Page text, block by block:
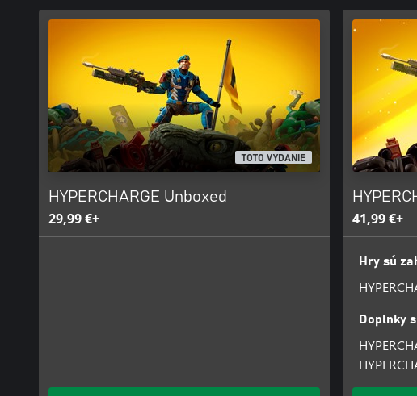
PLAYER VERSUS PLAYER MODES
Go head-to-head against other action figures as you fight to become top of
PvP modes include Deathmatch, Team Deathmatch, Capture the Battery,
TOTO VYDANIE
HYPERCHARGE Unboxed
29,99 €+ 41,99 €+
Hry sú
Doplnky